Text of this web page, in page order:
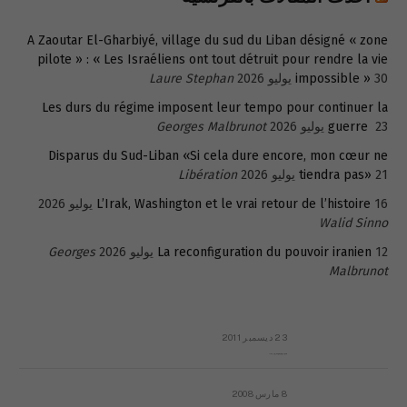
A Zaoutar El-Gharbiyé, village du sud du Liban désigné « zone
pilote » : « Les Israéliens ont tout détruit pour rendre la vie
impossible » 30 يوليو 2026
Laure Stephan
Les durs du régime imposent leur tempo pour continuer la
guerre 23 يوليو 2026
Georges Malbrunot
Disparus du Sud-Liban «Si cela dure encore, mon cœur ne
tiendra pas» 21 يوليو 2026
Libération
L’Irak, Washington et le vrai retour de l’histoire 16 يوليو 2026
Walid Sinno
La reconfiguration du pouvoir iranien 12 يوليو 2026
Georges
Malbrunot
23 ديسمبر 2011
8 مارس 2008